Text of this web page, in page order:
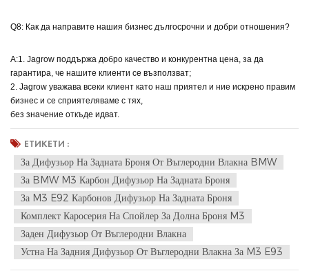
Q8: Как да направите нашия бизнес дългосрочни и добри отношения?
A:1. Jagrow поддържа добро качество и конкурентна цена, за да
гарантира, че нашите клиенти се възползват;
2. Jagrow уважава всеки клиент като наш приятел и ние искрено правим
бизнес и се сприятеляваме с тях,
без значение откъде идват.
ЕТИКЕТИ :
За Дифузьор На Задната Броня От Въглеродни Влакна BMW
За BMW M3 Карбон Дифузьор На Задната Броня
За M3 E92 Карбонов Дифузьор На Задната Броня
Комплект Каросерия На Спойлер За Долна Броня M3
Заден Дифузьор От Въглеродни Влакна
Устна На Задния Дифузьор От Въглеродни Влакна За M3 E93